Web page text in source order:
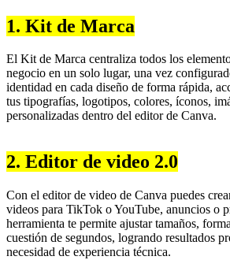
1. Kit de Marca
El Kit de Marca centraliza todos los
negocio en un solo lugar, una vez
identidad en cada diseño de forma rápida,
tus tipografías, logotipos, colores, íconos,
personalizadas dentro del editor de Canva.
2. Editor de video 2.0
Con el editor de video de Canva puedes
videos para TikTok o YouTube, anuncios o
herramienta te permite ajustar tamaños,
cuestión de segundos, logrando resultados
necesidad de experiencia técnica.